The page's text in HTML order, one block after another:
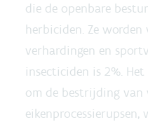
die de openbare
herbiciden. Ze
verhardingen en
insecticiden is 2%.
om de bestrijding van